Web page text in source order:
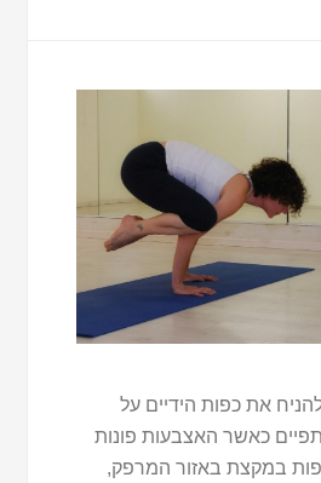
את כפות הידיים על
כאשר האצבעות פונות
במקצת באזור המרפק,